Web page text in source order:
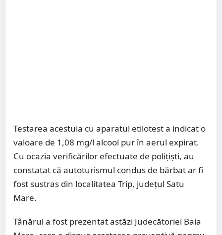
Testarea acestuia cu aparatul etilotest a indicat o
valoare de 1,08 mg/l alcool pur în aerul expirat.
Cu ocazia verificărilor efectuate de polițiști, au
constatat că autoturismul condus de bărbat ar fi
fost sustras din localitatea Trip, județul Satu
Mare.
Tânărul a fost prezentat astăzi Judecătoriei Baia